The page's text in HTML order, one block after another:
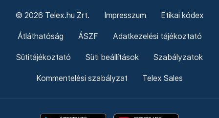
© 2026 Telex.hu Zrt. Impresszum Etikai kódex
Átláthatóság ÁSZF Adatkezelési tájékoztató
Sütitájékoztató Süti beállítások Szabályzatok
Kommentelési szabályzat Telex Sales